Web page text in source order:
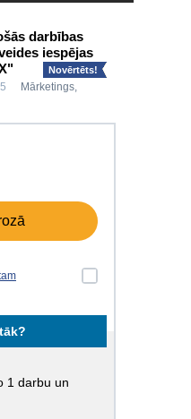
darbības
iespējas
Novērtēts!
Mārketings,
1 darbu un